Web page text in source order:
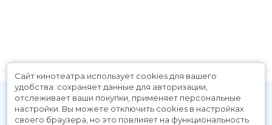
Сайт кинотеатра использует cookies для вашего
удобства: сохраняет данные для авторизации,
отслеживает ваши покупки, применяет персональные
настройки. Вы можете отключить cookies в настройках
своего браузера, но это повлияет на функциональность